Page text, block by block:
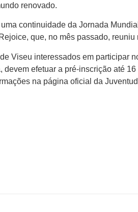
renovado.
continuidade da Jornada
que, no mês passado,
Viseu interessados em participar
devem efetuar a pré-inscrição até
na página oficial da